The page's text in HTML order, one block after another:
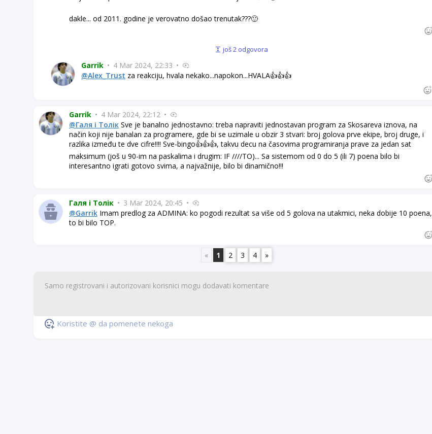
dakle... od 2011. godine je verovatno došao trenutak???🙂
još 2 odgovora
Garrik • 4 Mar 2024, 22:33 •
@Alex_Trust za reakciju, hvala nekako...napokon...HVALA👍👍👍
Garrik • 4 Mar 2024, 22:12 •
@Галя і Толік Sve je banalno jednostavno: treba napraviti jednostavan program za Skosareva iznova, na
način koji nije banalan za programere, gde bi se uzimale u obzir 3 stvari: broj golova prve ekipe, broj druge, i
razlika između te dve cifre!!!! Sve-bingo👍👍👍, takvu decu na časovima programiranja prave za jedan sat
maksimum (još u 90-im na paskalima i drugim: IF ////TO)... Sa sistemom od 0 do 5 (ili 7) poena bilo bi
interesantno igrati gotovo svima, a najvažnije, bilo bi dinamično!!!
Галя і Толік • 3 Mar 2024, 20:45 •
@Garrik Imam predlog za ADMINA: ko pogodi rezultat sa više od 5 golova na utakmici, neka dobije 10 poena,
to bi bilo TOP.
« 1 2 3 4 »
Koristite @ da pomenete nekoga